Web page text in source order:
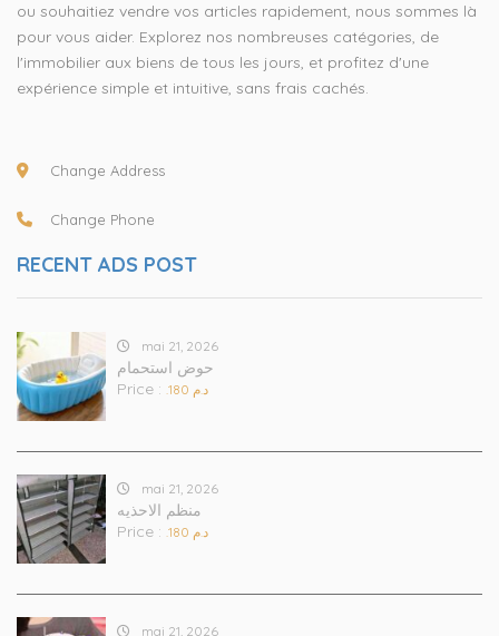
ou souhaitiez vendre vos articles rapidement, nous sommes là
pour vous aider. Explorez nos nombreuses catégories, de
l'immobilier aux biens de tous les jours, et profitez d'une
expérience simple et intuitive, sans frais cachés.
Change Address
Change Phone
RECENT ADS POST
mai 21, 2026
حوض استحمام
Price :
.د.م 180
mai 21, 2026
منظم الاحذيه
Price :
.د.م 180
mai 21, 2026